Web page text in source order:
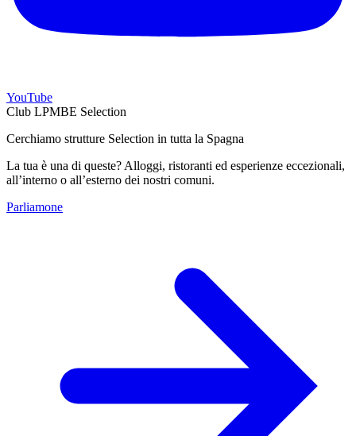
YouTube
Club LPMBE Selection
Cerchiamo strutture Selection in tutta la Spagna
La tua è una di queste? Alloggi, ristoranti ed esperienze eccezionali,
all’interno o all’esterno dei nostri comuni.
Parliamone